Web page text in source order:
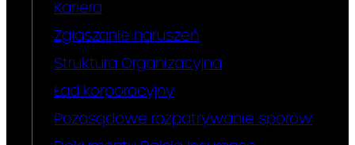
Kariera
Zgłaszanie naruszeń
Struktura Organizacyjna
Ład korporacyjny
Pozasądowe rozpatrywanie sporów